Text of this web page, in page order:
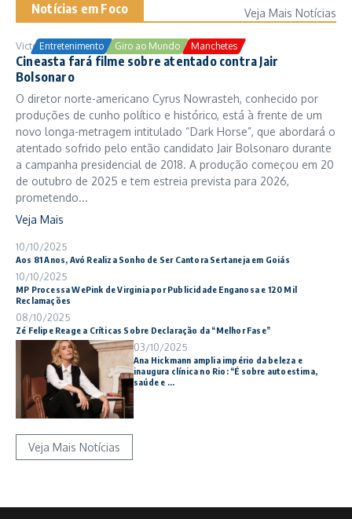
Notícias em Foco Veja Mais Notícias
Entretenimento Giro ao Mundo Manchetes
Victor Samuel 24/10/2025
Cineasta fará filme sobre atentado contra Jair
Bolsonaro
O diretor norte-americano Cyrus Nowrasteh, conhecido por
produções de cunho político e histórico, está à frente de um
novo longa-metragem intitulado “Dark Horse”, que abordará o
atentado sofrido pelo então candidato Jair Bolsonaro durante
a campanha presidencial de 2018. A produção começou em 20
de outubro de 2025 e tem estreia prevista para 2026,
prometendo...
Veja Mais
10/10/2025
Aos 81 Anos, Avó Realiza Sonho de Ser Cantora Sertaneja em Goiás
10/10/2025
MP Processa WePink de Virginia por Publicidade Enganosa e 120 Mil
Reclamações
08/10/2025
Zé Felipe Reage a Críticas Sobre Declaração da “Melhor Fase”
03/10/2025
Ana Hickmann amplia império da beleza e
inaugura clínica no Rio: “É sobre autoestima,
saúde e ...
Veja Mais Notícias